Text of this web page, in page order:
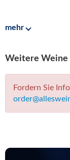
mehr
Weitere Weine
Fordern Sie